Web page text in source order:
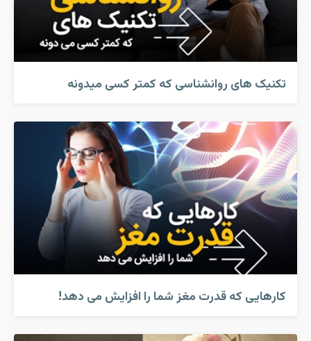
تکنیک های روانشناسی که کمتر کسی میدونه
کارهایی که قدرت مغز شما را افزایش می دهد!